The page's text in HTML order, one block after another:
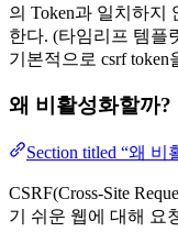
의 Token과 일치하지
한다. (타임리프 템플
기본적으로 csrf token
왜 비활성화할까?
Section titled “왜 비
CSRF(Cross-Site
기 쉬운 웹에 대해 요